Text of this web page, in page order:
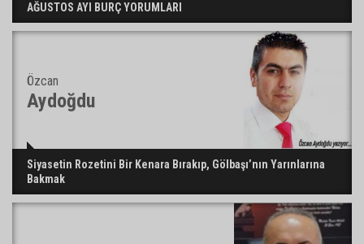
AĞUSTOS AYI BURÇ YORUMLARI
Özcan
Aydoğdu
Siyasetin Rozetini Bir Kenara Bırakıp, Gölbaşı’nın Yarınlarına
Bakmak